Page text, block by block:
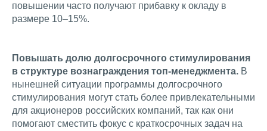
повышении часто получают прибавку к окладу в
размере 10–15%.
Повышать долю долгосрочного стимулирования
в структуре вознаграждения топ-менеджмента. В
нынешней ситуации программы долгосрочного
стимулирования могут стать более привлекательными
для акционеров российских компаний, так как они
помогают сместить фокус с краткосрочных задач на